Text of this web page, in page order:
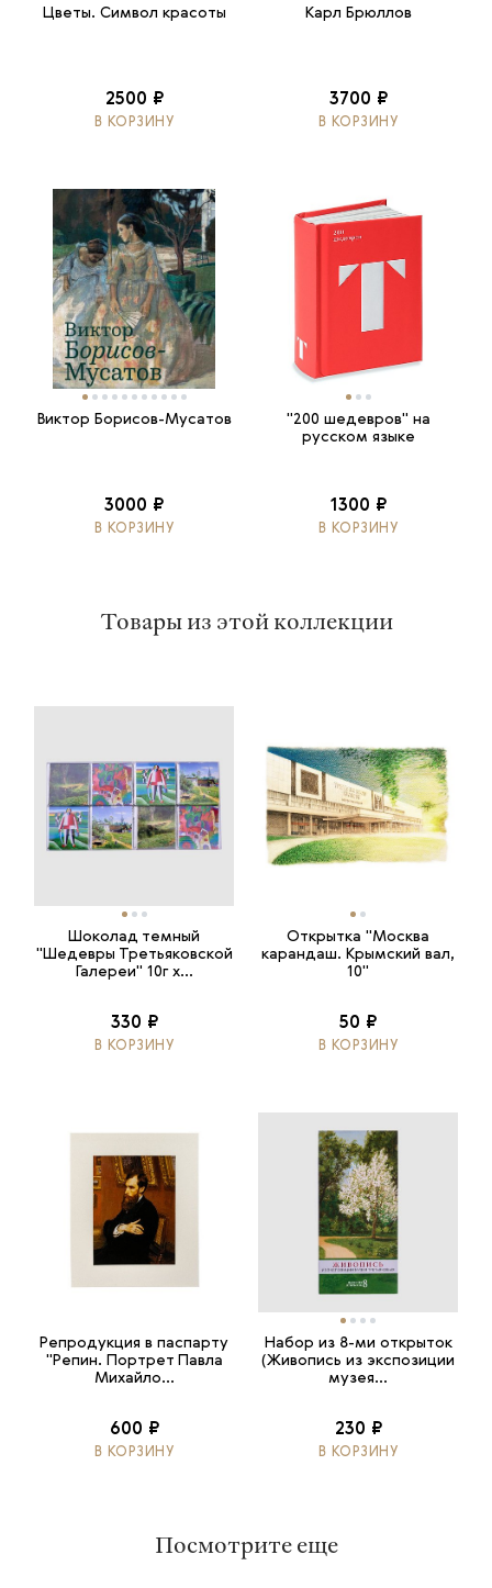
Цветы. Символ красоты
2500 ₽
В КОРЗИНУ
Карл Брюллов
3700 ₽
В КОРЗИНУ
Виктор Борисов-Мусатов
3000 ₽
В КОРЗИНУ
"200 шедевров" на
русском языке
1300 ₽
В КОРЗИНУ
Товары из этой коллекции
Шоколад темный
"Шедевры Третьяковской
Галереи" 10г х...
330 ₽
В КОРЗИНУ
Открытка "Москва
карандаш. Крымский вал,
10"
50 ₽
В КОРЗИНУ
Репродукция в паспарту
"Репин. Портрет Павла
Михайло...
600 ₽
В КОРЗИНУ
Набор из 8-ми открыток
(Живопись из экспозиции
музея...
230 ₽
В КОРЗИНУ
Посмотрите еще